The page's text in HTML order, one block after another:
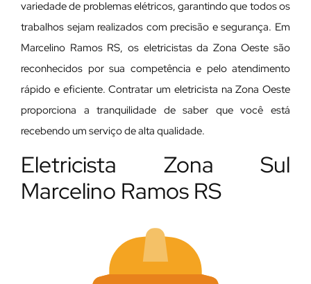
variedade de problemas elétricos, garantindo que todos os
trabalhos sejam realizados com precisão e segurança. Em
Marcelino Ramos RS, os eletricistas da Zona Oeste são
reconhecidos por sua competência e pelo atendimento
rápido e eficiente. Contratar um eletricista na Zona Oeste
proporciona a tranquilidade de saber que você está
recebendo um serviço de alta qualidade.
Eletricista Zona Sul
Marcelino Ramos RS